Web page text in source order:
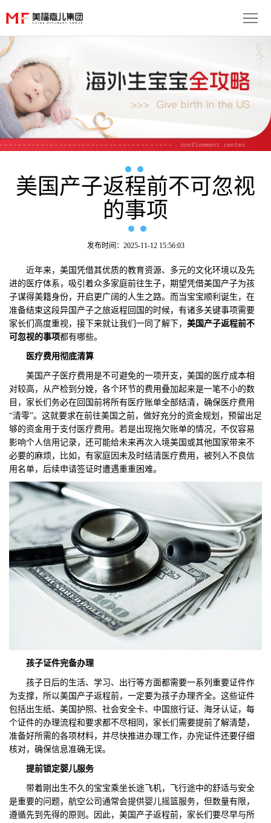
子
优
势
服
务
流
月
子
成
们
美国产子返程前不可忽视
的事项
发布时间：2025-11-12 15:56:03
近年来，美国凭借其优质的教育资源、多元的文化环境以及先
进的医疗体系，吸引着众多家庭前往生子，期望凭借美国产子为孩
子谋得美籍身份，开启更广阔的人生之路。而当宝宝顺利诞生，在
准备结束这段异国产子之旅返程回国的时候，有诸多关键事项需要
家长们高度重视，接下来就让我们一同了解下， 美国产子返程前不
可忽视的事项都有哪些。
医疗费用彻底清算
美国产子医疗费用是不可避免的一项开支，美国的医疗成本相
对较高，从产检到分娩，各个环节的费用叠加起来是一笔不小的数
目，家长们务必在回国前将所有医疗账单全部结清，确保医疗费用
“清零”。这就要求在前往美国之前，做好充分的资金规划，预留出足
够的资金用于支付医疗费用。若是出现拖欠账单的情况，不仅容易
影响个人信用记录，还可能给未来再次入境美国或其他国家带来不
必要的麻烦，比如，有家庭因未及时结清医疗费用，被列入不良信
用名单，后续申请签证时遭遇重重困难。
孩子证件完备办理
孩子日后的生活、学习、出行等方面都需要一系列重要证件作
为支撑，所以美国产子返程前，一定要为孩子办理齐全。这些证件
包括出生纸、美国护照、社会安全卡、中国旅行证、海牙认证，每
个证件的办理流程和要求都不尽相同，家长们需要提前了解清楚，
准备好所需的各项材料，并尽快推进办理工作，办完证件还要仔细
核对，确保信息准确无误。
提前锁定婴儿服务
带着刚出生不久的宝宝乘坐长途飞机，飞行途中的舒适与安全
是重要的问题，航空公司通常会提供婴儿摇篮服务，但数量有限，
遵循先到先得的原则。因此，美国产子返程前，家长们要尽早与所